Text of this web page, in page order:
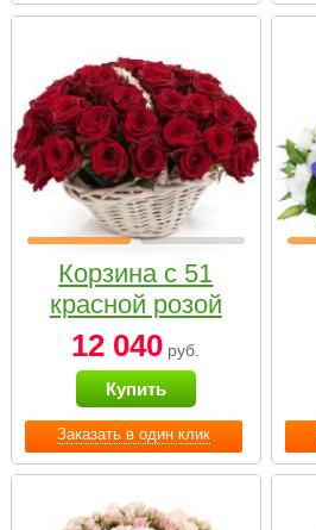
Заказать в один клик
Корзина с 51
красной розой
12 040 руб.
Купить